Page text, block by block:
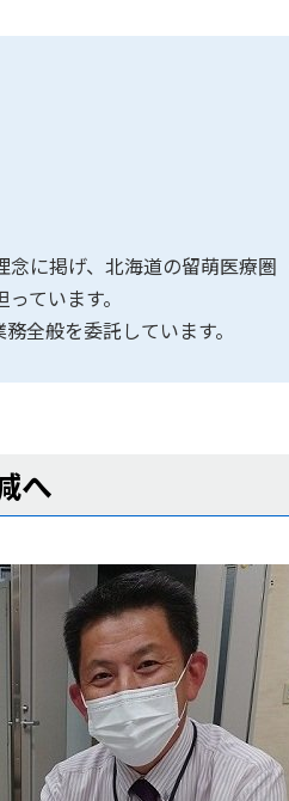
に掲げ、北海道の留萌医療
ています。
全般を委託しています。
へ